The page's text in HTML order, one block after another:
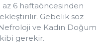
6 haftaöncesinden
Gebelik söz
ve Kadın Doğum
gerekir.